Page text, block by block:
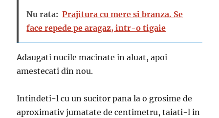
Nu rata: Prajitura cu mere si branza. Se
face repede pe aragaz, intr-o tigaie
Adaugati nucile macinate in aluat, apoi
amestecati din nou.
Intindeti-l cu un sucitor pana la o grosime de
aproximativ jumatate de centimetru, taiati-l in